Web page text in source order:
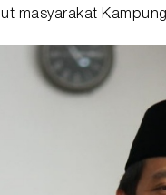
masyarakat